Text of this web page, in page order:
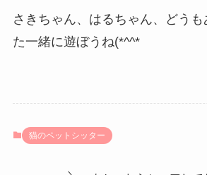
さきちゃん、はるちゃん、どうも
た一緒に遊ぼうね(*^^*ゞ
猫のペットシッター